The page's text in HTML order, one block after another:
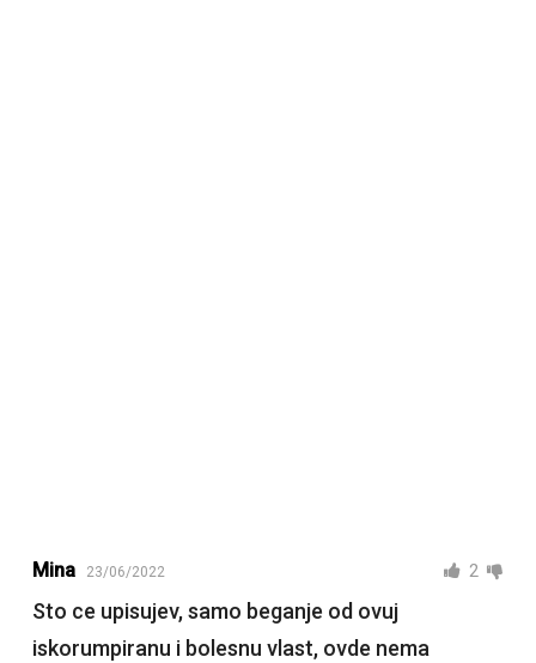
Mina 23/06/2022 2
Sto ce upisujev, samo beganje od ovuj
iskorumpiranu i bolesnu vlast, ovde nema